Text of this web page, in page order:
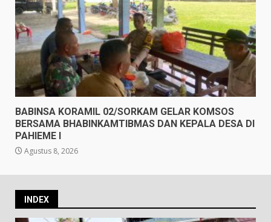
BABINSA KORAMIL 02/SORKAM GELAR KOMSOS
BERSAMA BHABINKAMTIBMAS DAN KEPALA DESA DI
PAHIEME I
Agustus 8, 2026
INDEX